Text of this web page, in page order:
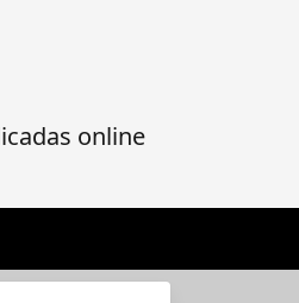
online